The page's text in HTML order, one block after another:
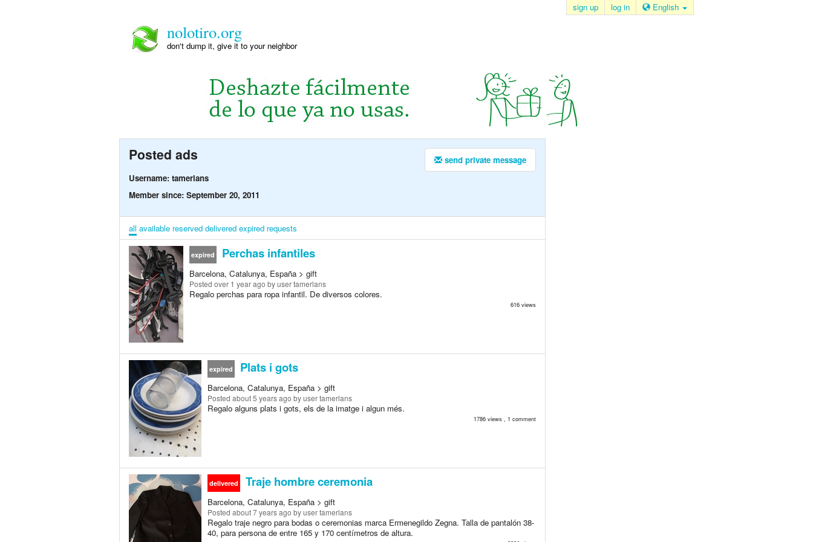
sign up log in English
nolotiro.org
don't dump it, give it to your neighbor
send private message
Posted ads
Username: tamerlans
Member since: September 20, 2011
all available reserved delivered expired requests
expired Perchas infantiles
Barcelona, Catalunya, España > gift
Posted over 1 year ago by user tamerlans
Regalo perchas para ropa infantil. De diversos colores.
616 views
expired Plats i gots
Barcelona, Catalunya, España > gift
Posted about 5 years ago by user tamerlans
Regalo alguns plats i gots, els de la imatge i algun més.
1786 views , 1 comment
delivered Traje hombre ceremonia
Barcelona, Catalunya, España > gift
Posted about 7 years ago by user tamerlans
Regalo traje negro para bodas o ceremonias marca Ermenegildo Zegna. Talla de pantalón 38-
40, para persona de entre 165 y 170 centímetros de altura.